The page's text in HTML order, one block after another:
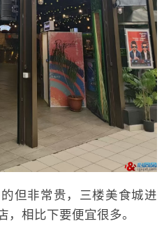
但非常贵，三楼美食城进
，相比下要便宜很多。